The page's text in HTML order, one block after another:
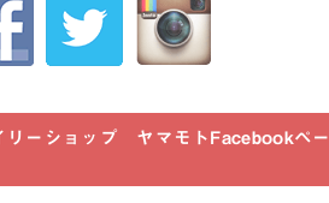
リーショップ ヤマモトFacebookペー